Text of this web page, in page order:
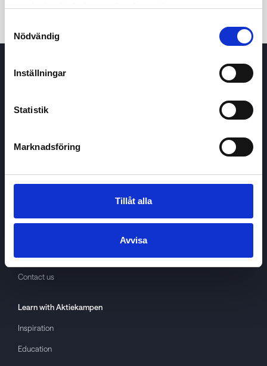
samlat in när du har använt deras tjänster.
Nödvändig
Inställningar
Statistik
Marknadsföring
Tillåt alla
Avvisa
Aktiekampen
Contact us
Learn with Aktiekampen
Inspiration
Education